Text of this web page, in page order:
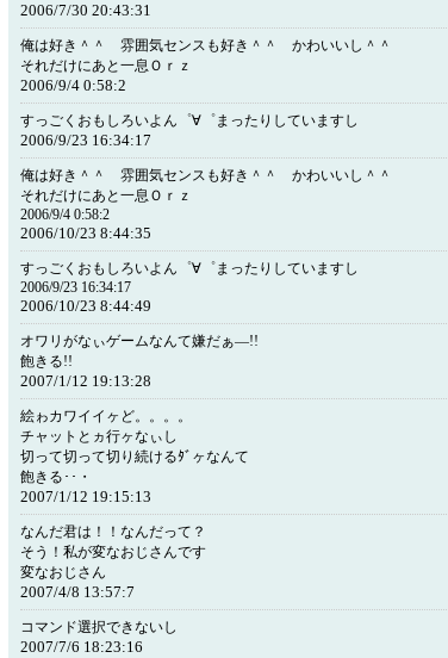
2006/7/30 20:43:31
俺は好き＾＾ 雰囲気センスも好き＾＾ かわいいし＾＾
それだけにあと一息Ｏｒｚ
2006/9/4 0:58:2
すっごくおもしろいよん゜∀゜まったりしていますし
2006/9/23 16:34:17
俺は好き＾＾ 雰囲気センスも好き＾＾ かわいいし＾＾
それだけにあと一息Ｏｒｚ
2006/9/4 0:58:2
2006/10/23 8:44:35
すっごくおもしろいよん゜∀゜まったりしていますし
2006/9/23 16:34:17
2006/10/23 8:44:49
オワリがなぃゲームなんて嫌だぁ―!!
飽きる!!
2007/1/12 19:13:28
絵ゎカワイイヶど。。。。
チャットとヵ行ヶなぃし
切って切って切り続けるﾀﾞヶなんて
飽きる･･・
2007/1/12 19:15:13
なんだ君は！！なんだって？
そう！私が変なおじさんです
変なおじさん
2007/4/8 13:57:7
コマンド選択できないし
2007/7/6 18:23:16